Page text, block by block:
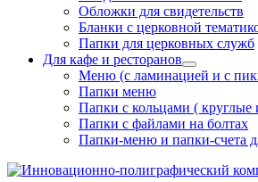
Обложки для свидетельств
Бланки с церковной
Папки для церковных служб
Для кафе и ресторанов
Меню (с ламинацией и с
Папки меню
Папки с кольцами ( круглые
Папки с файлами на болтах
Папки-меню и папки-счета